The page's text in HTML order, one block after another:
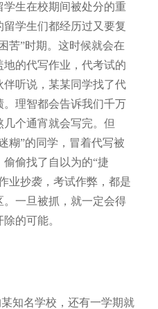
学生在校期间被处分的重
学生们都经历过又要复
苦”时期。这时候就会在
的代写作业，代考试的
听说，某某同学找了代
理智都会告诉我们千万
个通宵就会写完。但
糊”的同学，冒着代写被
偷找了自以为的“捷
业抄袭，考试作弊，都是
一旦被抓，就一定会得
的可能。
知名学校，还有一学期就